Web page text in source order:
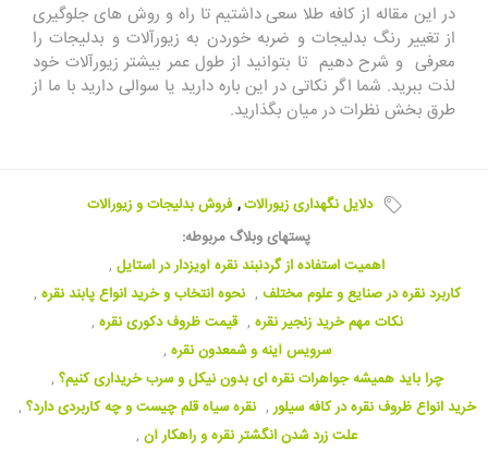
در این مقاله از کافه طلا سعی داشتیم تا راه و روش های جلوگیری
از تغییر رنگ بدلیجات و ضربه خوردن به زیورآلات و بدلیجات را
معرفی و شرح دهیم تا بتوانید از طول عمر بیشتر زیورآلات خود
لذت ببرید. شما اگر نکاتی در این باره دارید یا سوالی دارید با ما از
طرق بخش نظرات در میان بگذارید.
دلایل نگهداری زیورآلات, فروش بدلیجات و زیورآلات
پستهای وبلاگ مربوطه:
اهمیت استفاده از گردنبند نقره آویزدار در استایل ,
کاربرد نقره در صنایع و علوم مختلف , نحوه انتخاب و خرید انواع پابند نقره ,
نکات مهم خرید زنجیر نقره , قیمت ظروف دکوری نقره ,
سرویس آینه و شمعدون نقره ,
چرا باید همیشه جواهرات نقره ای بدون نیکل و سرب خریداری کنیم؟ ,
خرید انواع ظروف نقره در کافه سیلور , نقره سیاه قلم چیست و چه کاربردی دارد؟‌ ,
علت زرد شدن انگشتر نقره و راهکار آن ,